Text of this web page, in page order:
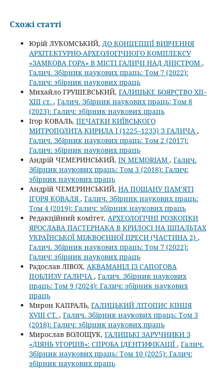
Схожі статті
Юрій ЛУКОМСЬКИЙ, ДО КОНЦЕПЦІЇ ВИВЧЕННЯ
АРХІТЕКТУРНО-АРХЕОЛОГІЧНОГО КОМПЛЕКСУ
«ЗАМКОВА ГОРА» В МІСТІ ГАЛИЧІ НАД ДНІСТРОМ ,
Галич. Збірник наукових праць: Том 7 (2022):
Галич: збірник наукових праць
Михайло ГРУШЕВСЬКИЙ, ГАЛИЦЬКЕ БОЯРСТВО ХІІ–
ХІІІ ст. , Галич. Збірник наукових праць: Том 8
(2023): Галич: збірник наукових праць
Ігор КОВАЛЬ, ПЕЧАТКИ КИЇВСЬКОГО
МИТРОПОЛИТА КИРИЛА І (1225–1233) З ГАЛИЧА ,
Галич. Збірник наукових праць: Том 2 (2017):
Галич: збірник наукових праць
Андрій ЧЕМЕРИНСЬКИЙ, IN MEMORIAM , Галич.
Збірник наукових праць: Том 3 (2018): Галич:
збірник наукових праць
Андрій ЧЕМЕРИНСЬКИЙ, НА ПОШАНУ ПАМ’ЯТІ
ІГОРЯ КОВАЛЯ , Галич. Збірник наукових праць:
Том 4 (2019): Галич: збірник наукових праць
Редакційний комітет, АРХЕОЛОГІЧНІ РОЗКОПКИ
ЯРОСЛАВА ПАСТЕРНАКА В КРИЛОСІ НА ШПАЛЬТАХ
УКРАЇНСЬКОЇ МІЖВОЄННОЇ ПРЕСИ (ЧАСТИНА 2) ,
Галич. Збірник наукових праць: Том 7 (2022):
Галич: збірник наукових праць
Радослав ЛІВОХ, АКВАМАНІЛ ІЗ САПОГОВА
ПОБЛИЗУ ГАЛИЧА , Галич. Збірник наукових
праць: Том 9 (2024): Галич: збірник наукових
праць
Мирон КАПРАЛЬ, ГАЛИЦЬКИЙ ЛІТОПИС КІНЦЯ
XVIII СТ. , Галич. Збірник наукових праць: Том 3
(2018): Галич: збірник наукових праць
Мирослав ВОЛОЩУК, ГАЛИЦЬКІ ЗАРУЧНИКИ З
«ДІЯНЬ УГОРЦІВ»: СПРОБА ІДЕНТИФІКАЦІЇ , Галич.
Збірник наукових праць: Том 10 (2025): Галич:
збірник наукових праць